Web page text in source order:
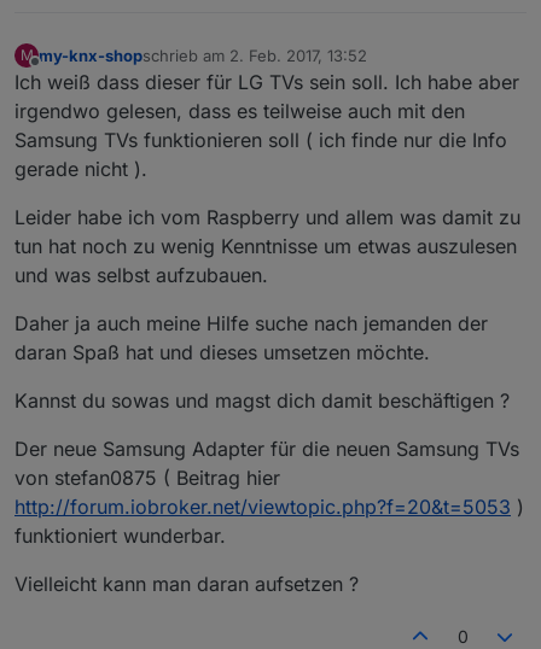
M
Offline
my-knx-shopschrieb am 2. Feb. 2017, 13:52
zuletzt editiert von
Ich weiß dass dieser für LG TVs sein soll. Ich habe aber
irgendwo gelesen, dass es teilweise auch mit den
Samsung TVs funktionieren soll ( ich finde nur die Info
gerade nicht ).
Leider habe ich vom Raspberry und allem was damit zu
tun hat noch zu wenig Kenntnisse um etwas auszulesen
und was selbst aufzubauen.
Daher ja auch meine Hilfe suche nach jemanden der
daran Spaß hat und dieses umsetzen möchte.
Kannst du sowas und magst dich damit beschäftigen ?
Der neue Samsung Adapter für die neuen Samsung TVs
von stefan0875 ( Beitrag hier
http://forum.iobroker.net/viewtopic.php?f=20&t=5053 )
funktioniert wunderbar.
Vielleicht kann man daran aufsetzen ?
0